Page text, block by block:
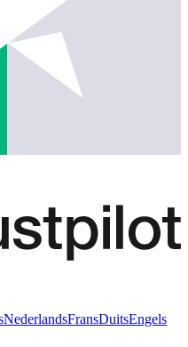
NederlandsFransDuitsEngels